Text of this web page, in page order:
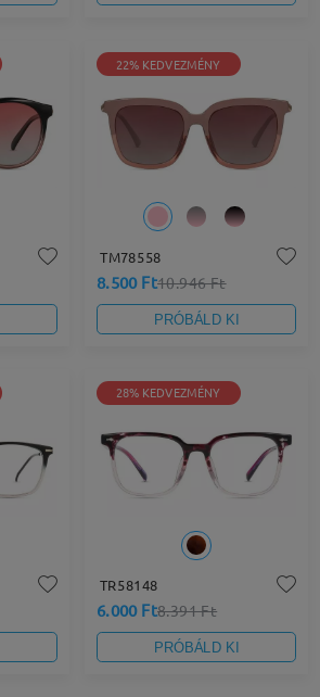
22% KEDVEZMÉNY
TM78558
8.500 Ft10.946 Ft
PRÓBÁLD KI
28% KEDVEZMÉNY
TR58148
6.000 Ft8.391 Ft
PRÓBÁLD KI